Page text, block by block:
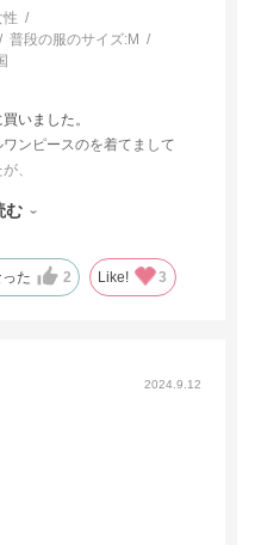
性
普段の服のサイズ:M
いました。
ンピースのを着てまして
、
言っても、ひんやり涼しい
段が高いかなと思いました
む
た 2 Like! 3
2024.9.12